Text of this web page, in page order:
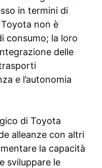
in termini di
non è
consumo; la loro
delle
e l’autonomia
di Toyota
alleanze con altri
la capacità
sviluppare le